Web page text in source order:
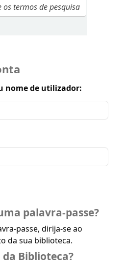
nome de utilizador:
palavra-passe?
passe, dirija-se ao
da sua biblioteca.
Biblioteca?